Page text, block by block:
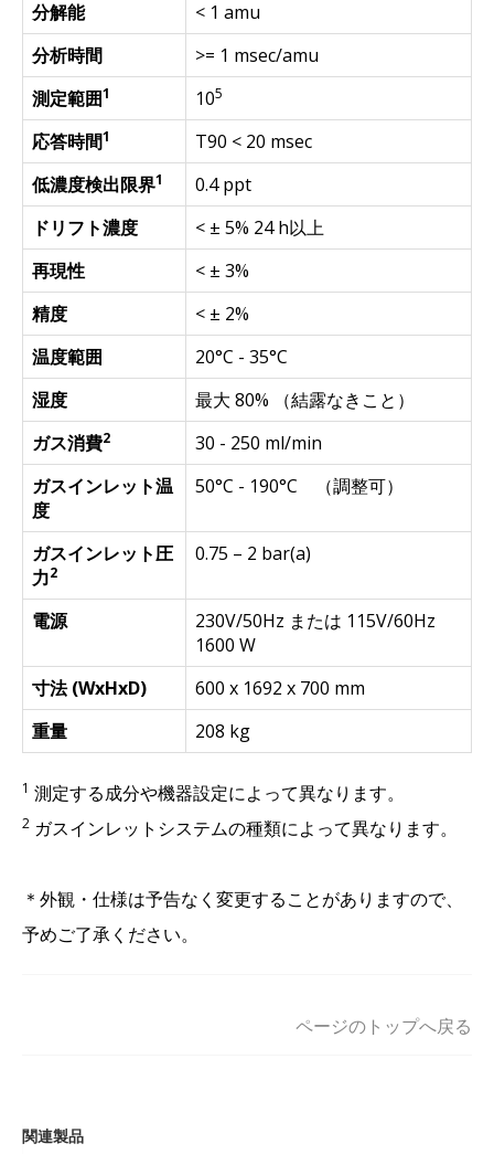
分解能
< 1 amu
分析時間
>= 1 msec/amu
測定範囲1 105
応答時間1
T90 < 20 msec
低濃度検出限界1
0.4 ppt
ドリフト濃度
< ± 5% 24 h以上
再現性
< ± 3%
精度
< ± 2%
温度範囲
20°C - 35°C
湿度
最大 80% （結露なきこと）
ガス消費2
30 - 250 ml/min
ガスインレット温
度
50°C - 190°C （調整可）
ガスインレット圧
力2
0.75 – 2 bar(a)
電源
230V/50Hz または 115V/60Hz
1600 W
寸法 (WxHxD)
600 x 1692 x 700 mm
重量
208 kg
1 測定する成分や機器設定によって異なります。
2 ガスインレットシステムの種類によって異なります。
＊外観・仕様は予告なく変更することがありますので、
予めご了承ください。
ページのトップへ戻る
関連製品